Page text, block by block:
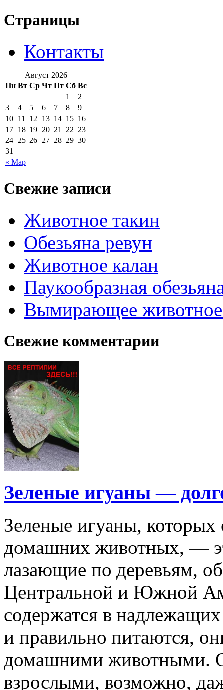
Страницы
Контакты
Август 2026
Пн Вт Ср Чт Пт Сб Вс
« Мар
1
2
3
4 5 6 7 8
9
10 11 12 13 14 15 16
17 18 19 20 21 22 23
24 25 26 27 28 29 30
31
Свежие записи
Животное такин
Обезьяна ревун
Животное калан
Паукообразная
Вымирающее
Свежие комментарии
Зеленые игуаны —
Зеленые игуаны, которых
домашних животных, —
лазающие по деревьям,
Центральной и Южной
содержатся в
и правильно питаются,
домашними животными.
взрослыми, возможно,